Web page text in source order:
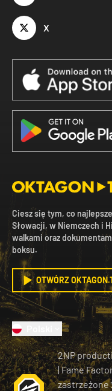
X
Ciesz się tym, co
Słowacji, w Niemczech i
walkami oraz
boksu.
OTWÓRZ
2NP
| Fame
zastrzeżone